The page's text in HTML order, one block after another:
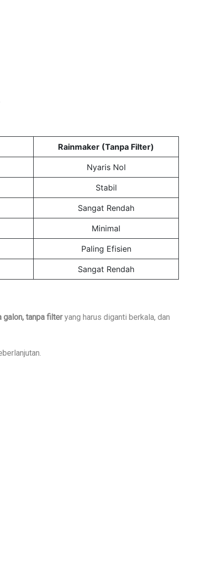
Rainmaker (Tanpa Filter)
Nyaris Nol
Stabil
Sangat Rendah
Minimal
Paling Efisien
Sangat Rendah
galon, tanpa filteryang harus diganti berkala, dan